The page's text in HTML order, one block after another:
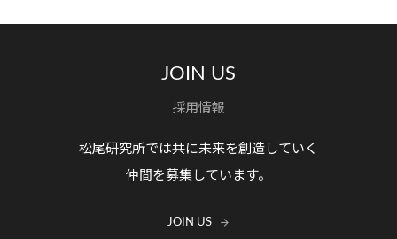
JOIN US
採用情報
松尾研究所では共に未来を創造していく
仲間を募集しています。
JOIN US